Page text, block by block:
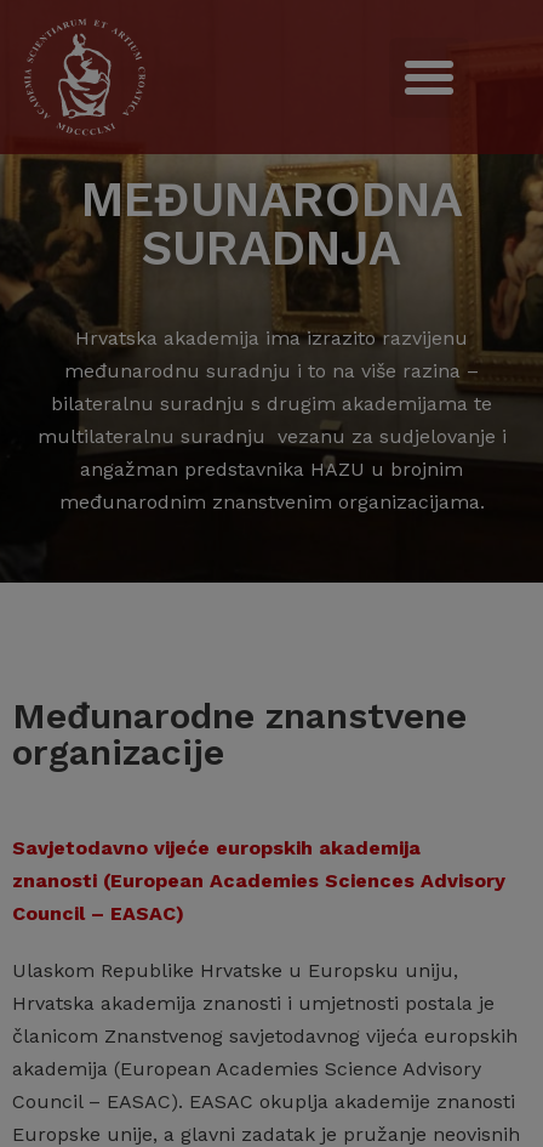
MEĐUNARODNA
SURADNJA
Hrvatska akademija ima izrazito razvijenu
međunarodnu suradnju i to na više razina –
bilateralnu suradnju s drugim akademijama te
multilateralnu suradnju vezanu za sudjelovanje i
angažman predstavnika HAZU u brojnim
međunarodnim znanstvenim organizacijama.
Međunarodne znanstvene
organizacije
Savjetodavno vijeće europskih akademija
znanosti (European Academies Sciences Advisory
Council – EASAC)
Ulaskom Republike Hrvatske u Europsku uniju,
Hrvatska akademija znanosti i umjetnosti postala je
članicom Znanstvenog savjetodavnog vijeća europskih
akademija (European Academies Science Advisory
Council – EASAC). EASAC okuplja akademije znanosti
Europske unije, a glavni zadatak je pružanje neovisnih